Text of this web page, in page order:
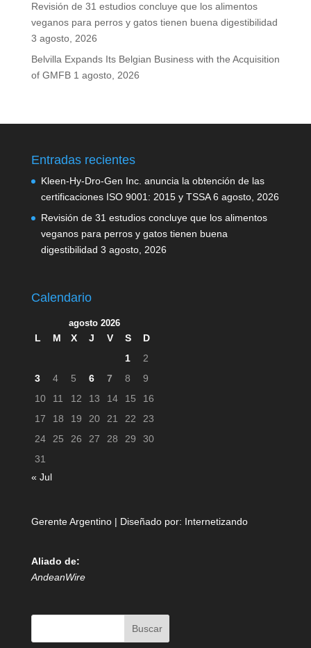
Revisión de 31 estudios concluye que los alimentos
veganos para perros y gatos tienen buena digestibilidad
3 agosto, 2026
Belvilla Expands Its Belgian Business with the Acquisition
of GMFB 1 agosto, 2026
Entradas recientes
Kleen-Hy-Dro-Gen Inc. anuncia la obtención de las
certificaciones ISO 9001: 2015 y TSSA 6 agosto, 2026
Revisión de 31 estudios concluye que los alimentos
veganos para perros y gatos tienen buena
digestibilidad 3 agosto, 2026
Calendario
agosto 2026
L M X J V S
D
1
2
3
4 5 6 7 8
9
10
11 12 13 14 15
16
17
18 19 20 21 22
23
24
25 26 27 28 29
30
31
« Jul
Gerente Argentino | Diseñado por: Internetizando
Aliado de:
AndeanWire